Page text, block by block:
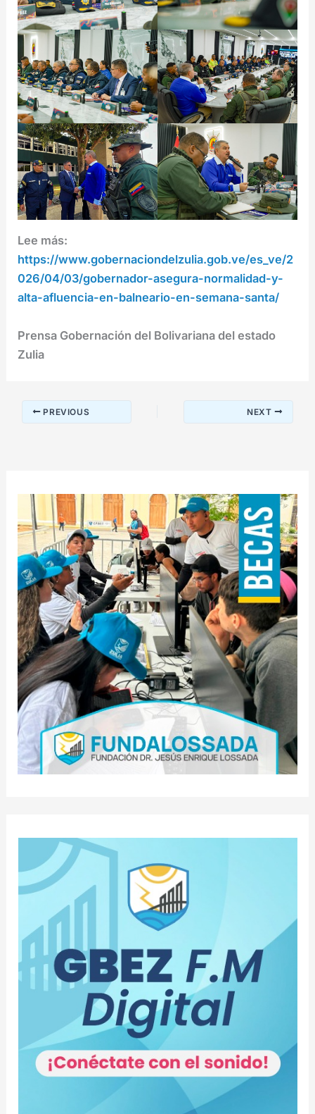
Lee más:
https://www.gobernaciondelzulia.gob.ve/es_ve/2
026/04/03/gobernador-asegura-normalidad-y-
alta-afluencia-en-balneario-en-semana-santa/
Prensa Gobernación del Bolivariana del estado
Zulia
PREVIOUS NEXT